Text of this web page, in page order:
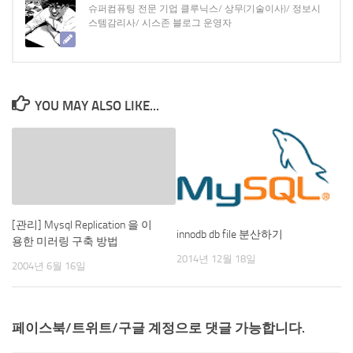
슈퍼컴퓨팅 전문 기업 클루닉스/ 상무(기술이사)/ 정보시
스템감리사/ 시스존 블로그 운영자
YOU MAY ALSO LIKE...
[관리] Mysql Replication 을 이
용한 미러링 구축 방법
2004년 6월 16일
innodb db file 분산하기
2014년 12월 18일
페이스북/트위트/구글 계정으로 댓글 가능합니다.